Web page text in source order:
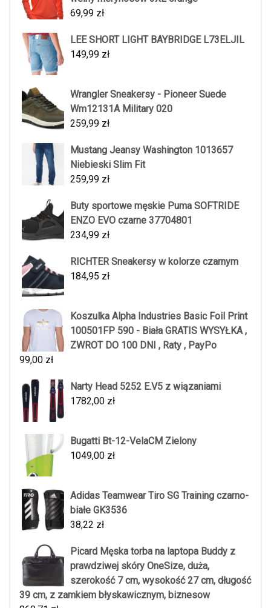
69,99 zł
LEE SHORT LIGHT BAYBRIDGE L73ELJIL
149,99 zł
Wrangler Sneakersy - Pioneer Suede
Wm12131A Military 020
259,99 zł
Mustang Jeansy Washington 1013657
Niebieski Slim Fit
259,99 zł
Buty sportowe męskie Puma SOFTRIDE
ENZO EVO czarne 37704801
234,99 zł
RICHTER Sneakersy w kolorze czarnym
184,95 zł
Koszulka Alpha Industries Basic Foil Print
100501FP 590 - Biała GRATIS WYSYŁKA ,
ZWROT DO 100 DNI , Raty , PayPo
99,00 zł
Narty Head 5252 E.V5 z wiązaniami
1782,00 zł
Bugatti Bt-12-VelaCM Zielony
1049,00 zł
Adidas Teamwear Tiro SG Training czarno-
białe GK3536
38,22 zł
Picard Męska torba na laptopa Buddy z
prawdziwej skóry OneSize, duża,
szerokość 7 cm, wysokość 27 cm, długość
39 cm, z zamkiem błyskawicznym, biznesow